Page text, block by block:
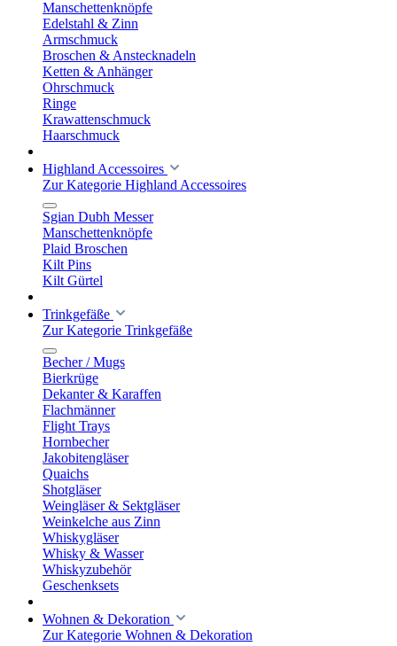
Manschettenknöpfe
Edelstahl & Zinn
Armschmuck
Broschen & Anstecknadeln
Ketten & Anhänger
Ohrschmuck
Ringe
Krawattenschmuck
Haarschmuck
Highland Accessoires
Zur Kategorie Highland Accessoires
Sgian Dubh Messer
Manschettenknöpfe
Plaid Broschen
Kilt Pins
Kilt Gürtel
Trinkgefäße
Zur Kategorie Trinkgefäße
Becher / Mugs
Bierkrüge
Dekanter & Karaffen
Flachmänner
Flight Trays
Hornbecher
Jakobitengläser
Quaichs
Shotgläser
Weingläser & Sektgläser
Weinkelche aus Zinn
Whiskygläser
Whisky & Wasser
Whiskyzubehör
Geschenksets
Wohnen & Dekoration
Zur Kategorie Wohnen & Dekoration